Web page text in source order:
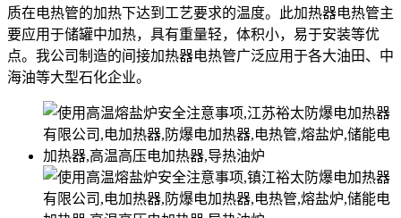
质在电热管的加热下达到工艺要求的温度。此加热器电热管主
要应用于储罐中加热，具有重量轻，体积小，易于安装等优
点。我公司制造的间接加热器电热管广泛应用于各大油田、中
海油等大型石化企业。